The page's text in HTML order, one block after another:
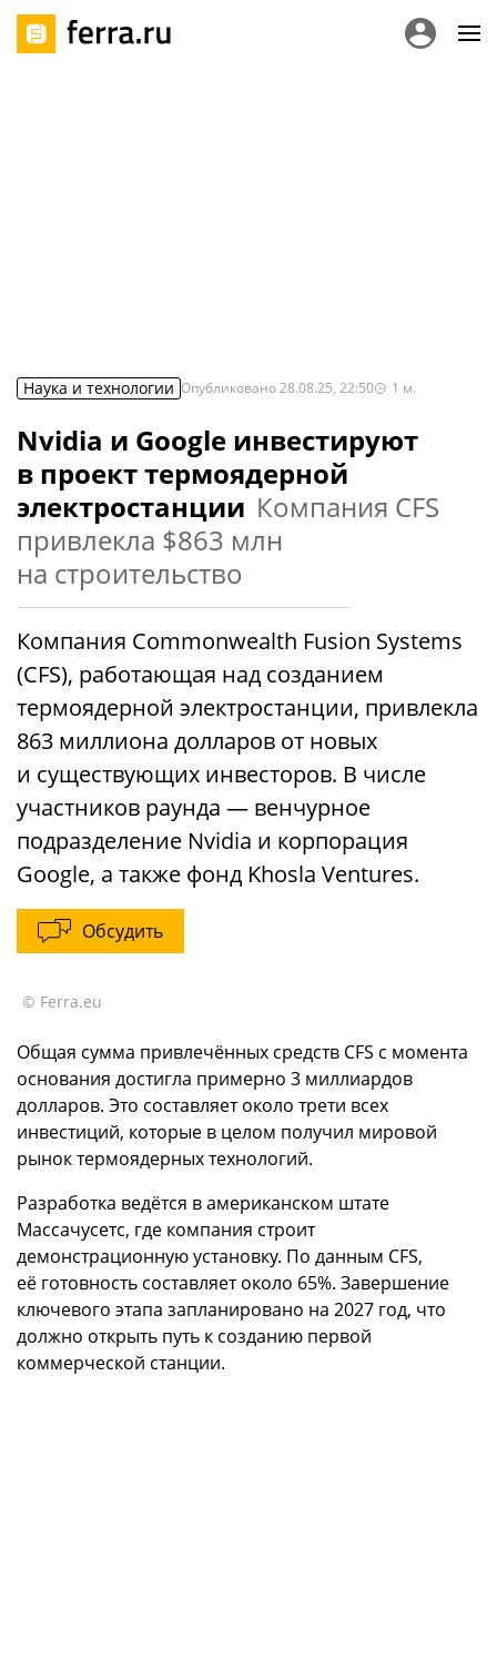
Наука и технологии Опубликовано28.08.25, 22:50 1 м.
Nvidia и Google инвестируют
в проект термоядерной
электростанции Компания CFS
привлекла $863 млн
на строительство
Компания Commonwealth Fusion Systems
(CFS), работающая над созданием
термоядерной электростанции, привлекла
863 миллиона долларов от новых
и существующих инвесторов. В числе
участников раунда — венчурное
подразделение Nvidia и корпорация
Google, а также фонд Khosla Ventures.
Обсудить
© Ferra.eu
Общая сумма привлечённых средств CFS с момента
основания достигла примерно 3 миллиардов
долларов. Это составляет около трети всех
инвестиций, которые в целом получил мировой
рынок термоядерных технологий.
Разработка ведётся в американском штате
Массачусетс, где компания строит
демонстрационную установку. По данным CFS,
её готовность составляет около 65%. Завершение
ключевого этапа запланировано на 2027 год, что
должно открыть путь к созданию первой
коммерческой станции.